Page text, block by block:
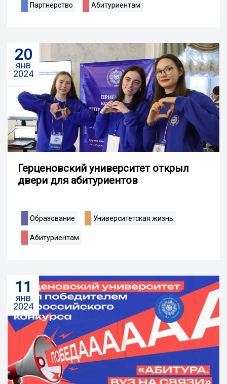
Партнерство Абитуриентам
20
янв
2024
Герценовский университет открыл
двери для абитуриентов
Образование Университетская жизнь
Абитуриентам
11
янв
2024